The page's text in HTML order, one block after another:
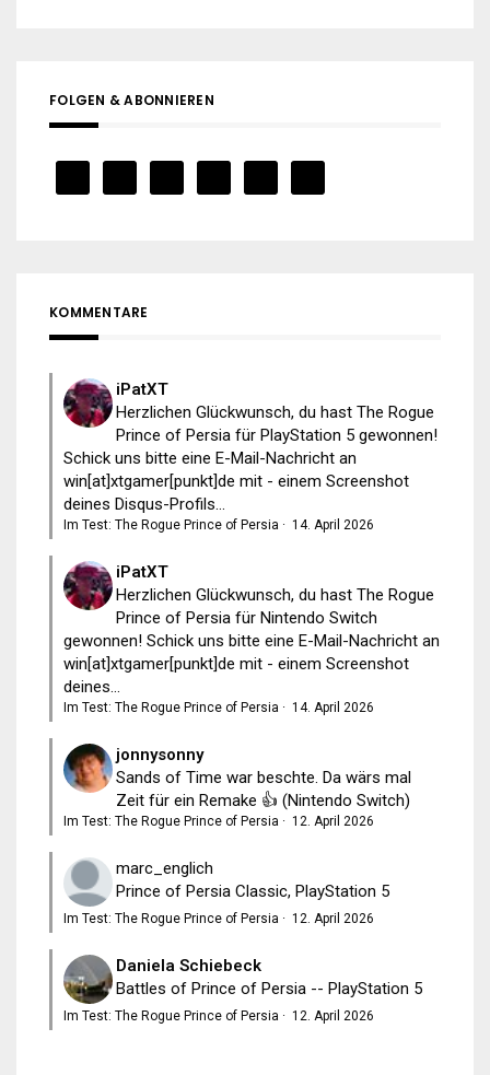
FOLGEN & ABONNIEREN
KOMMENTARE
iPatXT
Herzlichen Glückwunsch, du hast The Rogue
Prince of Persia für PlayStation 5 gewonnen!
Schick uns bitte eine E-Mail-Nachricht an
win[at]xtgamer[punkt]de mit - einem Screenshot
deines Disqus-Profils...
Im Test: The Rogue Prince of Persia · 14. April 2026
iPatXT
Herzlichen Glückwunsch, du hast The Rogue
Prince of Persia für Nintendo Switch
gewonnen! Schick uns bitte eine E-Mail-Nachricht an
win[at]xtgamer[punkt]de mit - einem Screenshot
deines...
Im Test: The Rogue Prince of Persia · 14. April 2026
jonnysonny
Sands of Time war beschte. Da wärs mal
Zeit für ein Remake 👍 (Nintendo Switch)
Im Test: The Rogue Prince of Persia · 12. April 2026
marc_englich
Prince of Persia Classic, PlayStation 5
Im Test: The Rogue Prince of Persia · 12. April 2026
Daniela Schiebeck
Battles of Prince of Persia -- PlayStation 5
Im Test: The Rogue Prince of Persia · 12. April 2026